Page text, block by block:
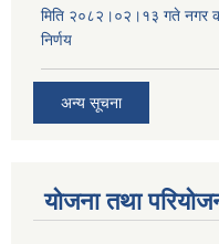
मिति २०८२।०२।१३ गते नगर
निर्णय
अन्य सूचना
योजना तथा